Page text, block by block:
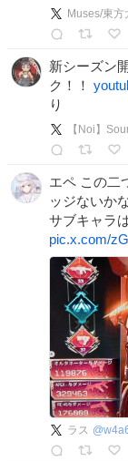
Muses/東方
新シーズン
ク！！
り
【Noi】
エペ この二
ッジないか
サブキャラ
pic.x.com/
ラス @